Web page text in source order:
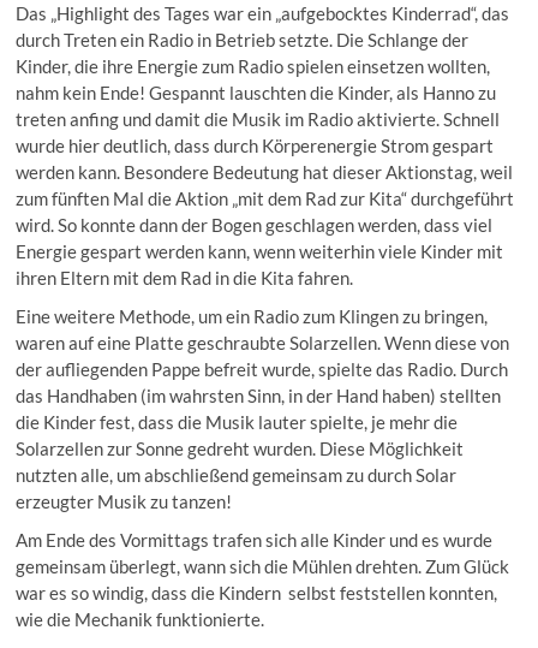
Das „Highlight des Tages war ein „aufgebocktes Kinderrad“, das
durch Treten ein Radio in Betrieb setzte. Die Schlange der
Kinder, die ihre Energie zum Radio spielen einsetzen wollten,
nahm kein Ende! Gespannt lauschten die Kinder, als Hanno zu
treten anfing und damit die Musik im Radio aktivierte. Schnell
wurde hier deutlich, dass durch Körperenergie Strom gespart
werden kann. Besondere Bedeutung hat dieser Aktionstag, weil
zum fünften Mal die Aktion „mit dem Rad zur Kita“ durchgeführt
wird. So konnte dann der Bogen geschlagen werden, dass viel
Energie gespart werden kann, wenn weiterhin viele Kinder mit
ihren Eltern mit dem Rad in die Kita fahren.
Eine weitere Methode, um ein Radio zum Klingen zu bringen,
waren auf eine Platte geschraubte Solarzellen. Wenn diese von
der aufliegenden Pappe befreit wurde, spielte das Radio. Durch
das Handhaben (im wahrsten Sinn, in der Hand haben) stellten
die Kinder fest, dass die Musik lauter spielte, je mehr die
Solarzellen zur Sonne gedreht wurden. Diese Möglichkeit
nutzten alle, um abschließend gemeinsam zu durch Solar
erzeugter Musik zu tanzen!
Am Ende des Vormittags trafen sich alle Kinder und es wurde
gemeinsam überlegt, wann sich die Mühlen drehten. Zum Glück
war es so windig, dass die Kindern selbst feststellen konnten,
wie die Mechanik funktionierte.